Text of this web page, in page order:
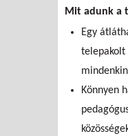
Mit adunk a
Egy
telepakolt
Könnyen